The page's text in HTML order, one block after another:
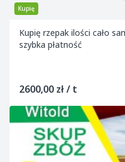
Kupię
Kupię rzepak ilości cało
szybka płatność
2600,00 zł / t